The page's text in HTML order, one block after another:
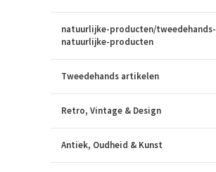
natuurlijke-producten/tweedehands-
natuurlijke-producten
Tweedehands artikelen
Retro, Vintage & Design
Antiek, Oudheid & Kunst